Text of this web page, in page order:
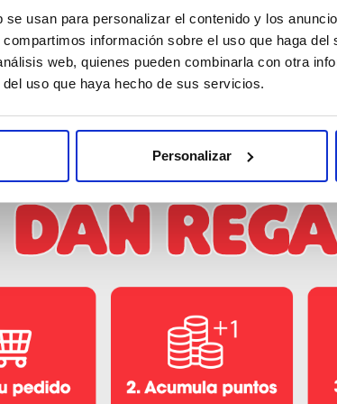
usan para personalizar el contenido y los
información sobre el uso que haga
web, quienes pueden combinarla con otra
uso que haya hecho de sus servicios.
Personalizar
HELADOS
IMPRESCINDIBLES
COCINA